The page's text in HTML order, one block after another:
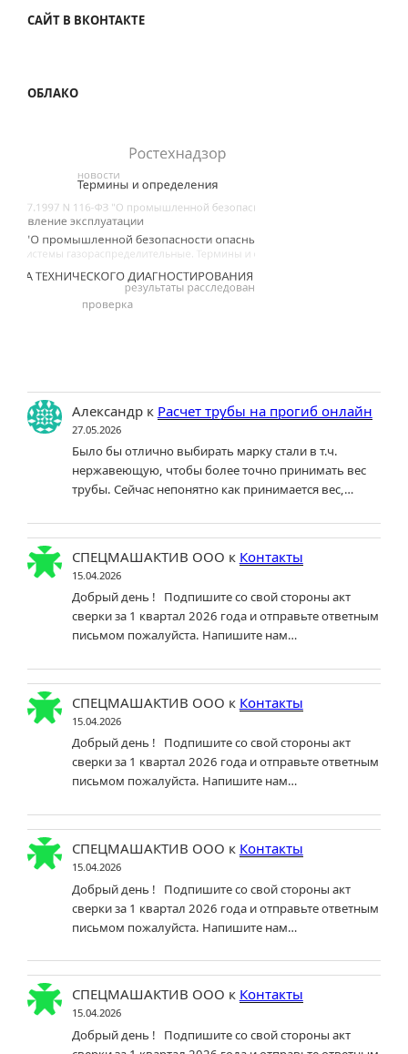
САЙТ В ВКОНТАКТЕ
ОБЛАКО
Александрк Расчет трубы на прогиб онлайн
27.05.2026
Было бы отлично выбирать марку стали в т.ч.
нержавеющую, чтобы более точно принимать вес
трубы. Сейчас непонятно как принимается вес,…
СПЕЦМАШАКТИВ ООО к Контакты
15.04.2026
Добрый день ! Подпишите со свой стороны акт
сверки за 1 квартал 2026 года и отправьте ответным
письмом пожалуйста. Напишите нам…
СПЕЦМАШАКТИВ ООО к Контакты
15.04.2026
Добрый день ! Подпишите со свой стороны акт
сверки за 1 квартал 2026 года и отправьте ответным
письмом пожалуйста. Напишите нам…
СПЕЦМАШАКТИВ ООО к Контакты
15.04.2026
Добрый день ! Подпишите со свой стороны акт
сверки за 1 квартал 2026 года и отправьте ответным
письмом пожалуйста. Напишите нам…
СПЕЦМАШАКТИВ ООО к Контакты
15.04.2026
Добрый день ! Подпишите со свой стороны акт